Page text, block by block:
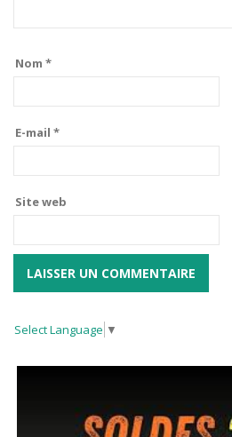
Nom *
E-mail *
Site web
Select Language ▼